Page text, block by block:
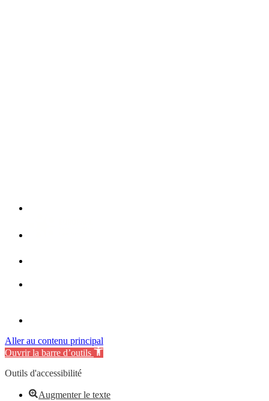
Aller au contenu principal
Ouvrir la barre d’outils
Outils d'accessibilité
Augmenter le texte